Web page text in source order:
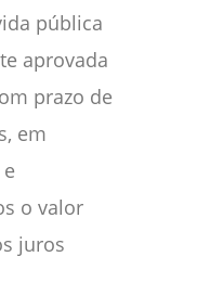
pública
aprovada
prazo de
em
o valor
juros